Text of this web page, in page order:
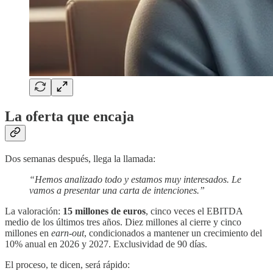
La oferta que encaja
Dos semanas después, llega la llamada:
“Hemos analizado todo y estamos muy interesados. Le
vamos a presentar una carta de intenciones.”
La valoración: 15 millones de euros, cinco veces el EBITDA
medio de los últimos tres años. Diez millones al cierre y cinco
millones en earn-out, condicionados a mantener un crecimiento del
10% anual en 2026 y 2027. Exclusividad de 90 días.
El proceso, te dicen, será rápido: